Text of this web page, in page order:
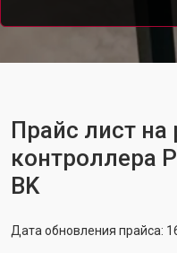
Прайс лист на
контроллера
BK
Дата обновления прайса: